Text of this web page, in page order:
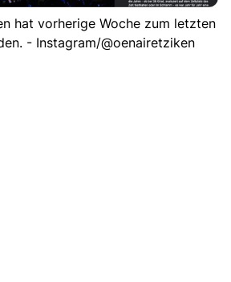
hat vorherige Woche zum letzten
- Instagram/@oenairetziken